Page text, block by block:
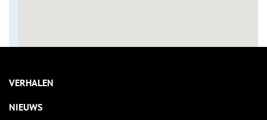
VERHALEN
NIEUWS